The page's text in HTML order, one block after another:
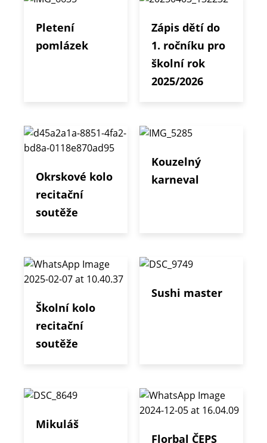
Pletení
pomlázek
Zápis dětí do
1. ročníku pro
školní rok
2025/2026
Okrskové kolo
recitační
soutěže
Kouzelný
karneval
Školní kolo
recitační
soutěže
Sushi master
Mikuláš
Florbal ČEPS